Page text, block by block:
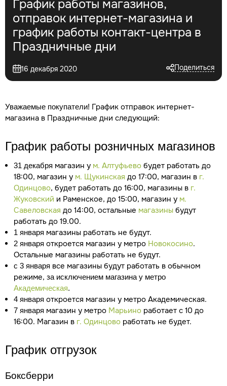
График работы магазинов,
отправок интернет-магазина и
график работы контакт-центра в
Праздничные дни
16 декабря 2020 Поделиться
Уважаемые покупатели! График отправок интернет-
магазина в Праздничные дни следующий:
График работы розничных магазинов
31 декабря магазин у м. Алтуфьево будет работать до
18:00, магазин у м. Щукинская до 17:00, магазин в г.
Одинцово, будет работать до 16:00, магазины в г.
Жуковский и Раменское, до 15:00, магазин у м.
Савеловская до 14:00, остальные магазины будут
работать до 19.00.
1 января магазины работать не будут.
2 января откроется магазин у метро Новокосино.
Остальные магазины работать не будут.
с 3 января все магазины будут работать в обычном
режиме,за исключением магазина у метро
Академическая.
4 января откроется магазин у метро Академическая.
7 января магазин у метро Марьино работает с 10 до
16:00. Магазин в г. Одинцово работать не будет.
График отгрузок
Боксберри